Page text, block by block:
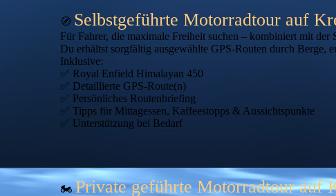
🧭 Selbstgeführte Motorradtour auf
Für Fahrer, die maximale Freiheit suchen – kombiniert mit der
Du erhältst sorgfältig ausgewählte GPS-Routen durch Berge,
Inklusive:
✅ Royal Enfield Himalayan 450
✅ Detaillierte GPS-Route(n)
✅ Persönliches Routenbriefing
✅ Tipps für Mittagessen, Kaffeestopps & Aussichtspunkte
✅ Unterstützung bei Bedarf
🏍️Private geführte Motorradtour auf